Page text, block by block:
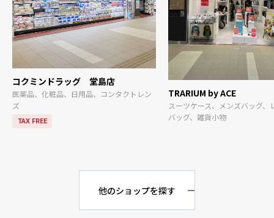
コクミンドラッグ 堂島店
医薬品、化粧品、日用品、コンタクトレン
ズ
TAX FREE
TRARIUM by ACE
スーツケース、メンズバッグ、
バッグ、雑貨小物
他のショップを探す